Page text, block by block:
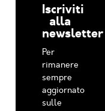
Iscriviti
alla
newsletter
Per
rimanere
sempre
aggiornato
sulle